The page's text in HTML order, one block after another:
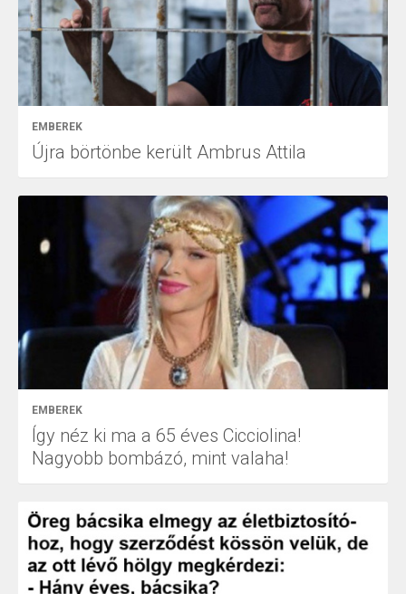
EMBEREK
Újra börtönbe került Ambrus Attila
EMBEREK
Így néz ki ma a 65 éves Cicciolina!
Nagyobb bombázó, mint valaha!